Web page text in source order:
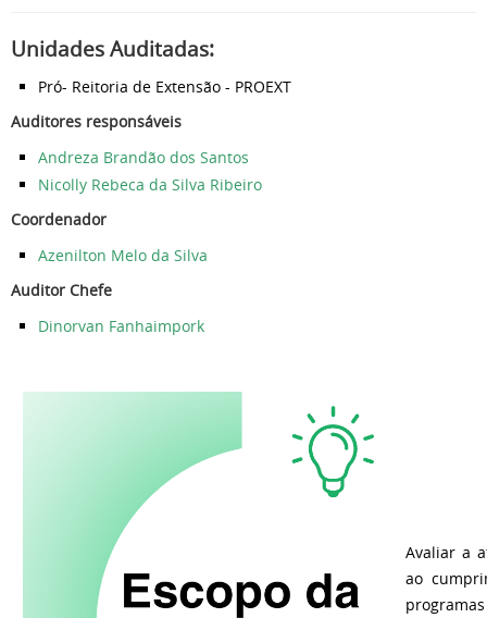
Unidades Auditadas:
Pró- Reitoria de Extensão - PROEXT
Auditores responsáveis
Andreza Brandão dos Santos
Nicolly Rebeca da Silva Ribeiro
Coordenador
Azenilton Melo da Silva
Auditor Chefe
Dinorvan Fanhaimpork
Avaliar a
ao